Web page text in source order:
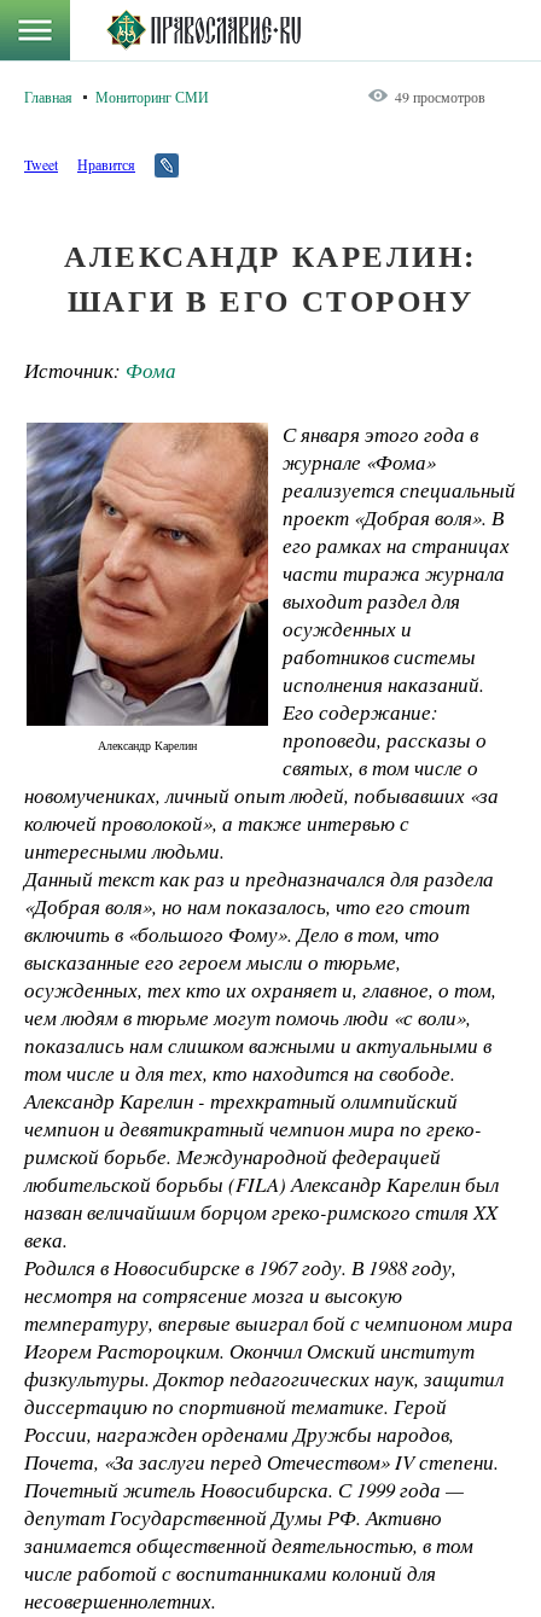
Главная Мониторинг СМИ 49 просмотров
Tweet Нравится
АЛЕКСАНДР КАРЕЛИН:
ШАГИ В ЕГО СТОРОНУ
Источник: Фома
Александр Карелин
С января этого года в
журнале «Фома»
реализуется специальный
проект «Добрая воля». В
его рамках на страницах
части тиража журнала
выходит раздел для
осужденных и
работников системы
исполнения наказаний.
Его содержание:
проповеди, рассказы о
святых, в том числе о
новомучениках, личный опыт людей, побывавших «за
колючей проволокой», а также интервью с
интересными людьми.
Данный текст как раз и предназначался для раздела
«Добрая воля», но нам показалось, что его стоит
включить в «большого Фому». Дело в том, что
высказанные его героем мысли о тюрьме,
осужденных, тех кто их охраняет и, главное, о том,
чем людям в тюрьме могут помочь люди «с воли»,
показались нам слишком важными и актуальными в
том числе и для тех, кто находится на свободе.
Александр Карелин - трехкратный олимпийский
чемпион и девятикратный чемпион мира по греко-
римской борьбе. Международной федерацией
любительской борьбы (FILA) Александр Карелин был
назван величайшим борцом греко-римского стиля XX
века.
Родился в Новосибирске в 1967 году. В 1988 году,
несмотря на сотрясение мозга и высокую
температуру, впервые выиграл бой с чемпионом мира
Игорем Растороцким. Окончил Омский институт
физкультуры. Доктор педагогических наук, защитил
диссертацию по спортивной тематике. Герой
России, награжден орденами Дружбы народов,
Почета, «За заслуги перед Отечеством» IV степени.
Почетный житель Новосибирска. С 1999 года —
депутат Государственной Думы РФ. Активно
занимается общественной деятельностью, в том
числе работой с воспитанниками колоний для
несовершеннолетних.